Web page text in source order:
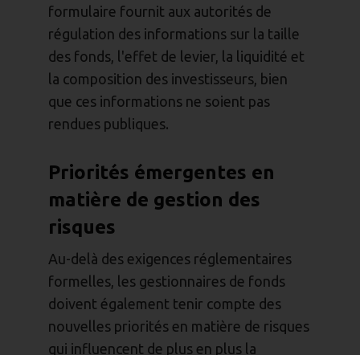
formulaire fournit aux autorités de
régulation des informations sur la taille
des fonds, l'effet de levier, la liquidité et
la composition des investisseurs, bien
que ces informations ne soient pas
rendues publiques.
Priorités émergentes en
matière de gestion des
risques
Au-delà des exigences réglementaires
formelles, les gestionnaires de fonds
doivent également tenir compte des
nouvelles priorités en matière de risques
qui influencent de plus en plus la